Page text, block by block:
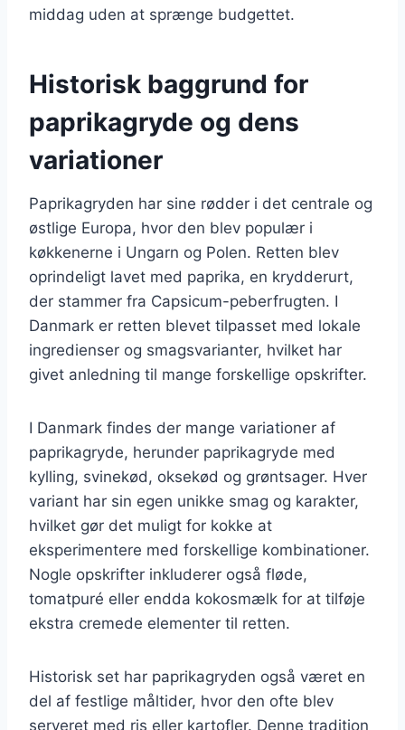
middag uden at sprænge budgettet.
Historisk baggrund for
paprikagryde og dens
variationer
Paprikagryden har sine rødder i det centrale og
østlige Europa, hvor den blev populær i
køkkenerne i Ungarn og Polen. Retten blev
oprindeligt lavet med paprika, en krydderurt,
der stammer fra Capsicum-peberfrugten. I
Danmark er retten blevet tilpasset med lokale
ingredienser og smagsvarianter, hvilket har
givet anledning til mange forskellige opskrifter.
I Danmark findes der mange variationer af
paprikagryde, herunder paprikagryde med
kylling, svinekød, oksekød og grøntsager. Hver
variant har sin egen unikke smag og karakter,
hvilket gør det muligt for kokke at
eksperimentere med forskellige kombinationer.
Nogle opskrifter inkluderer også fløde,
tomatpuré eller endda kokosmælk for at tilføje
ekstra cremede elementer til retten.
Historisk set har paprikagryden også været en
del af festlige måltider, hvor den ofte blev
serveret med ris eller kartofler. Denne tradition